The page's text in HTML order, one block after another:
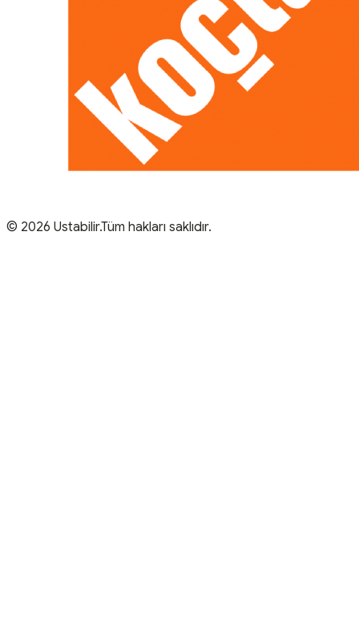
© 2026 Ustabilir.Tüm hakları saklıdır.